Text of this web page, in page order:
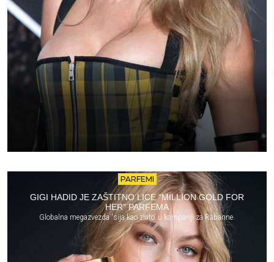
PARFEMI
GIGI HADID JE ZAŠTITNO LICE “MILLION GOLD FOR
HER” PARFEMA
Globalna megazvezda 'sija kao zlato' u kampanji za Rabanne.